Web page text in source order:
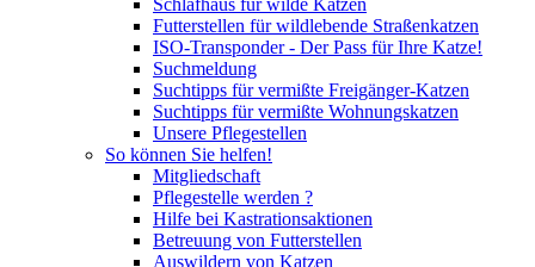
Schlafhaus für wilde Katzen
Futterstellen für wildlebende Straßenkatzen
ISO-Transponder - Der Pass für Ihre Katze!
Suchmeldung
Suchtipps für vermißte Freigänger-Katzen
Suchtipps für vermißte Wohnungskatzen
Unsere Pflegestellen
So können Sie helfen!
Mitgliedschaft
Pflegestelle werden ?
Hilfe bei Kastrationsaktionen
Betreuung von Futterstellen
Auswildern von Katzen